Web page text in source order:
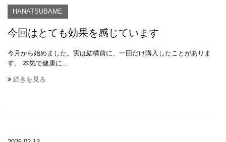
HANATSUBAME
今回はとても効果を感じています
今月から始めました。実は結構前に、一回だけ購入したことがありま
す。 本気で健康に...
続きを見る